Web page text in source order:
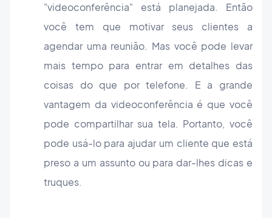
"videoconferência" está planejada. Então
você tem que motivar seus clientes a
agendar uma reunião. Mas você pode levar
mais tempo para entrar em detalhes das
coisas do que por telefone. E a grande
vantagem da videoconferência é que você
pode compartilhar sua tela. Portanto, você
pode usá-lo para ajudar um cliente que está
preso a um assunto ou para dar-lhes dicas e
truques.